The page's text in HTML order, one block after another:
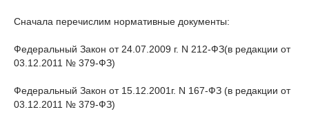
Сначала перечислим нормативные документы:
Федеральный Закон от 24.07.2009 г. N 212-ФЗ(в редакции от
03.12.2011 № 379-ФЗ)
Федеральный Закон от 15.12.2001г. N 167-ФЗ (в редакции от
03.12.2011 № 379-ФЗ)